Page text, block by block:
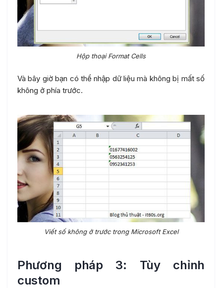
Hộp thoại Format Cells
Và bây giờ bạn có thể nhập dữ liệu mà không bị mất số
không ở phía trước.
Viết số không ở trước trong Microsoft Excel
Phương pháp 3: Tùy chỉnh
custom